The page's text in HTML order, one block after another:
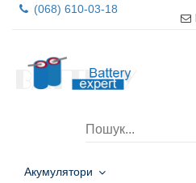
(068) 610-03-18
Акумулятори